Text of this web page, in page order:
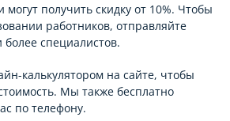
могут получить скидку от 10%. Чтобы
работников, отправляйте
более специалистов.
калькулятором на сайте, чтобы
Мы также бесплатно
по телефону.